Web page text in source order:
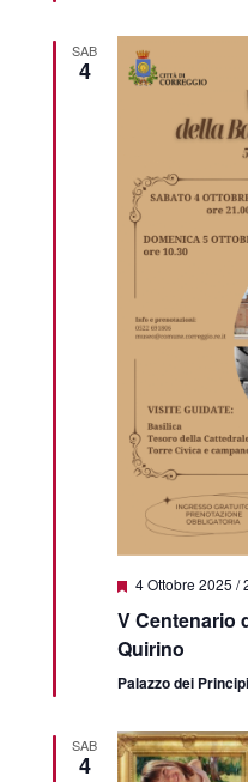
SAB
4
Segnalati
4 Ottobre 2025 /
V Centenario
Quirino
Palazzo dei Principi
SAB
4